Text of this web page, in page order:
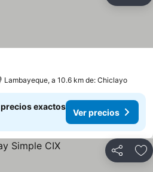
Lambayeque, a 10.6 km de: Chiclayo
exactos
Ver precios
Compartir